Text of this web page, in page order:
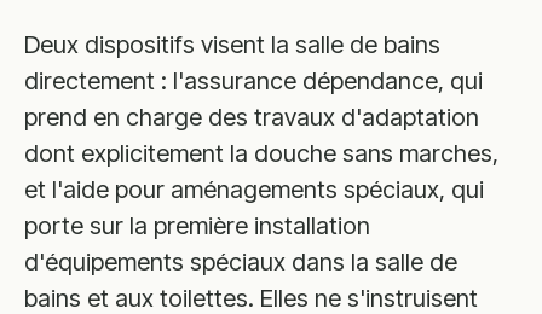
Deux dispositifs visent la salle de bains
directement : l'assurance dépendance, qui
prend en charge des travaux d'adaptation
dont explicitement la douche sans marches,
et l'aide pour aménagements spéciaux, qui
porte sur la première installation
d'équipements spéciaux dans la salle de
bains et aux toilettes. Elles ne s'instruisent